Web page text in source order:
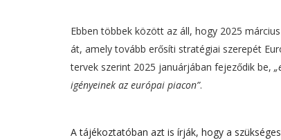
Ebben többek között az áll, hogy 2025
át, amely tovább erősíti stratégiai szerepét
tervek szerint 2025 januárjában fejeződik be,
igényeinek az európai piacon”.
A tájékoztatóban azt is írják, hogy a